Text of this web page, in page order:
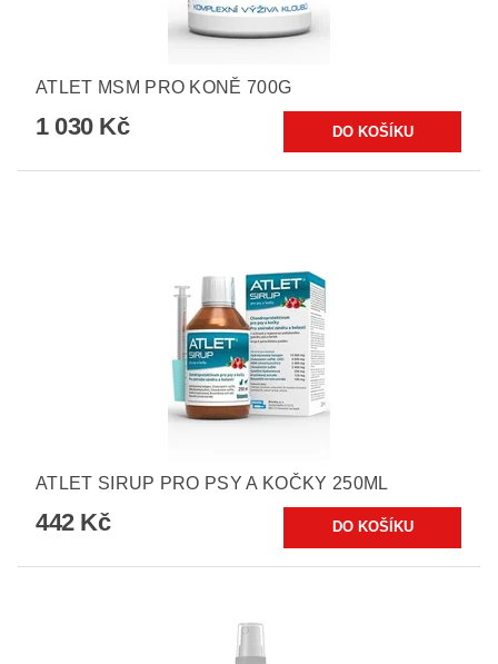
ATLET MSM PRO KONĚ 700G
1 030 Kč
ATLET SIRUP PRO PSY A KOČKY 250ML
442 Kč